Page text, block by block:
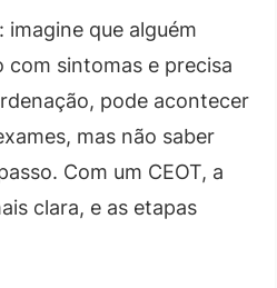
imagine que alguém
sintomas e precisa
pode acontecer
mas não saber
Com um CEOT, a
clara, e as etapas